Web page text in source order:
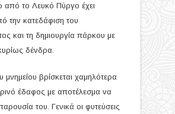
το Λευκό Πύργο έχει
την κατεδάφιση του
και τη δημιουργία πάρκου με
δένδρα.
μνημείου βρίσκεται χαμηλότερα
έδαφος με αποτέλεσμα να
του. Γενικά οι φυτεύσεις